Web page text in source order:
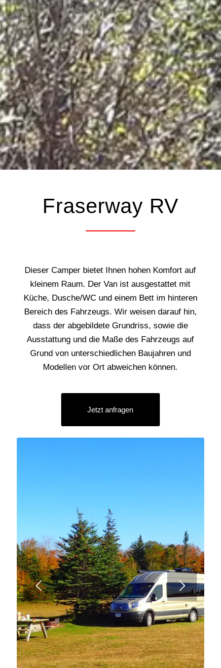
Fraserway RV
Dieser Camper bietet Ihnen hohen Komfort auf
kleinem Raum. Der Van ist ausgestattet mit
Küche, Dusche/WC und einem Bett im hinteren
Bereich des Fahrzeugs. Wir weisen darauf hin,
dass der abgebildete Grundriss, sowie die
Ausstattung und die Maße des Fahrzeugs auf
Grund von unterschiedlichen Baujahren und
Modellen vor Ort abweichen können.
Jetzt anfragen